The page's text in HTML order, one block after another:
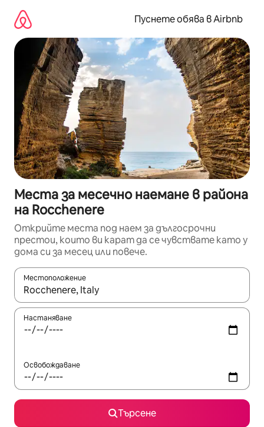
съдържанието
Пуснете обява в Airbnb
Места за месечно наемане в района
на Rocchenere
Открийте места под наем за дългосрочни
престои, които ви карат да се чувствате като у
дома си за месец или повече.
Местоположение
Когато резултатите се покажат, използвайте
Настаняване
Освобождаване
Търсене